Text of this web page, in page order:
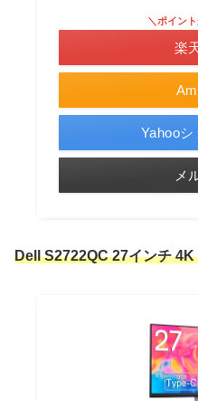
＼ポイン
楽
Yahoo
メ
Dell S2722QC 27インチ 4K